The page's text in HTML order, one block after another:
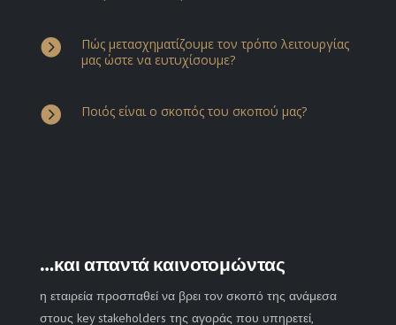

Πώς μετασχηματίζουμε τον τρόπο λειτουργίας
μας ώστε να ευτυχίσουμε?
 Ποιός είναι ο σκοπός του σκοπού μας?
…και απαντά καινοτομώντας
η εταιρεία προσπαθεί να βρει τον σκοπό της ανάμεσα
στους key stakeholders της αγοράς που υπηρετεί,